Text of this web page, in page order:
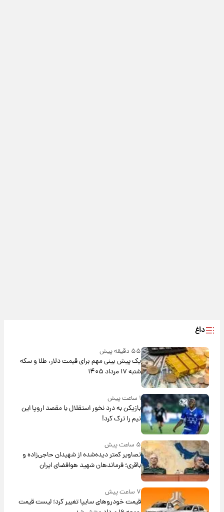
داغ
۵۵ دقیقه پیش
یک پیش ‌بینی مهم برای قیمت دلار، طلا و سکه
شنبه ۱۷ مرداد ۱۴۰۵
۱ ساعت پیش
بازیکن به درد نخور استقلال با مقصد اروپا این
تیم را ترک کرد!
۵ ساعت پیش
تصاویر کمتر دیده‌شده از شهیدان حاجی‌زاده و
باقری؛ فرماندهان شهید هوافضای ایران
۷ ساعت پیش
قیمت خودروهای سایپا تغییر کرد؛ لیست قیمت